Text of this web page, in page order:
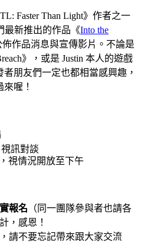
Faster Than Light》作者之一
最新推出的作品《Into the
作品消息與宣傳影片。不論是
》，或是 Justin 本人的遊戲
朋友們一定也都相當感興趣，
喔！
視訊對談
視情況開放至下午
報名 （同一團隊參與者也請各
，感恩！
請不要忘記帶來跟大家交流